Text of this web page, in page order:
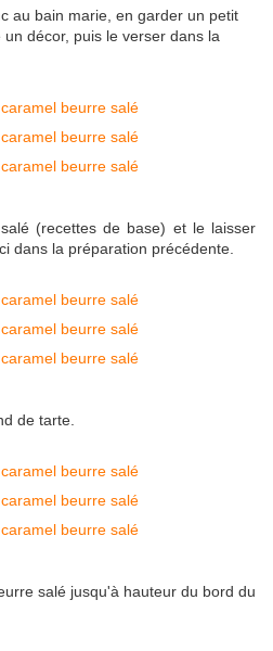
au bain marie, en garder un petit
décor, puis le verser dans la
(recettes de base) et le laisser
dans la préparation précédente.
de tarte.
salé jusqu'à hauteur du bord du